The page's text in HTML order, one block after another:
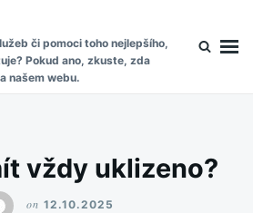
či pomoci toho nejlepšího,
Pokud ano, zkuste, zda
našem webu.
vždy uklizeno?
on 12.10.2025